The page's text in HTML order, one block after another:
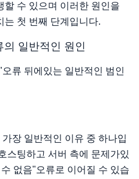
할 수 있으며 이러한 원인을
는 첫 번째 단계입니다.
일반적인 원인
류 뒤에있는 일반적인 범인
장 일반적인 이유 중 하나입
스팅하고 서버 측에 문제가있
없음"오류로 이어질 수 있습